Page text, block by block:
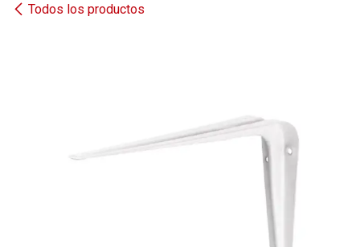
Todos los productos